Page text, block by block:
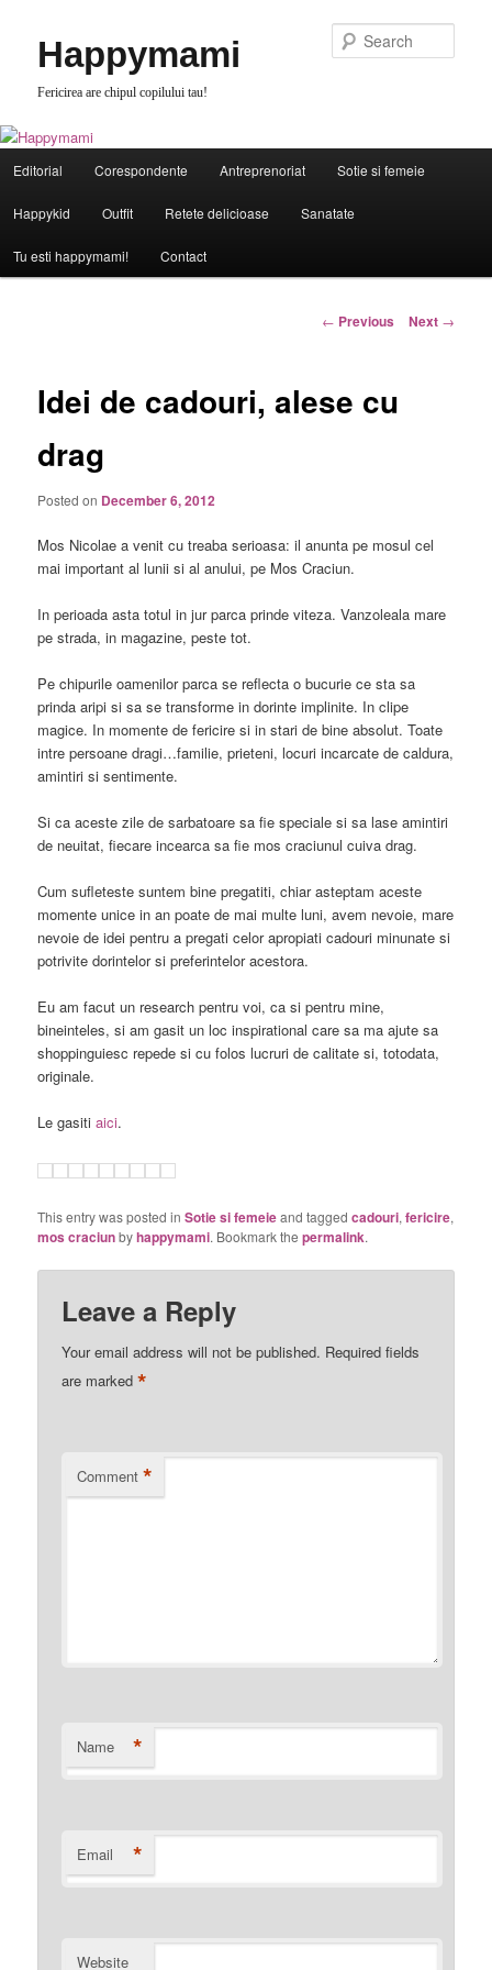
primaryHappymami
Fericirea are chipul copilului tau!
menu
Editorial Corespondente Antreprenoriat Sotie si femeie
Happykid Outfit Retete delicioase Sanatate
Tu esti happymami! Contact
Post
← Previous Next →
Idei de cadouri, alese cu
drag
Posted on December 6, 2012
Mos Nicolae a venit cu treaba serioasa: il anunta pe mosul cel
mai important al lunii si al anului, pe Mos Craciun.
In perioada asta totul in jur parca prinde viteza. Vanzoleala mare
pe strada, in magazine, peste tot.
Pe chipurile oamenilor parca se reflecta o bucurie ce sta sa
prinda aripi si sa se transforme in dorinte implinite. In clipe
magice. In momente de fericire si in stari de bine absolut. Toate
intre persoane dragi…familie, prieteni, locuri incarcate de caldura,
amintiri si sentimente.
Si ca aceste zile de sarbatoare sa fie speciale si sa lase amintiri
de neuitat, fiecare incearca sa fie mos craciunul cuiva drag.
Cum sufleteste suntem bine pregatiti, chiar asteptam aceste
momente unice in an poate de mai multe luni, avem nevoie, mare
nevoie de idei pentru a pregati celor apropiati cadouri minunate si
potrivite dorintelor si preferintelor acestora.
Eu am facut un research pentru voi, ca si pentru mine,
bineinteles, si am gasit un loc inspirational care sa ma ajute sa
shoppinguiesc repede si cu folos lucruri de calitate si, totodata,
originale.
Le gasitiaici.
This entry was posted inSotie si femeieand taggedcadouri,fericire,
mos craciunbyhappymami. Bookmark thepermalink.
Leave a Reply
Your email address will not be published. Required fields
are marked*
Comment *
Name *
Email *
Website